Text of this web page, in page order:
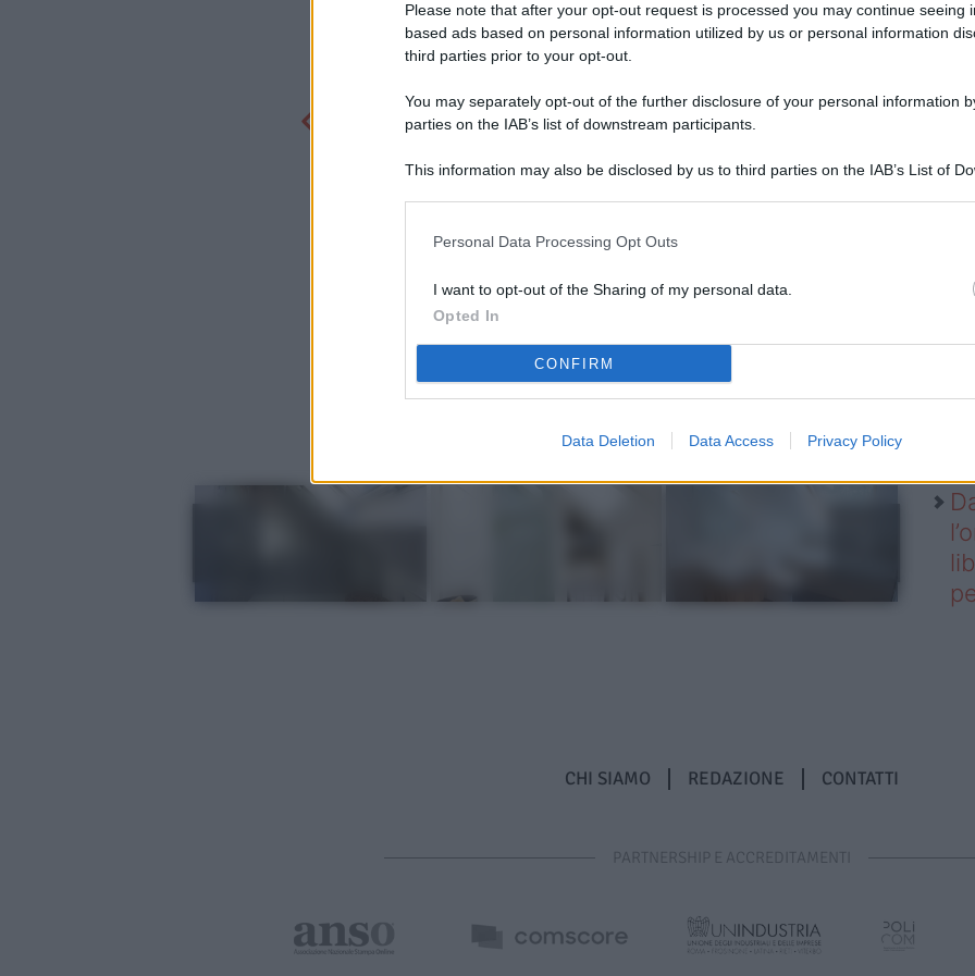
Please note that after your opt-out request is processed you may continue seeing
based ads based on personal information utilized by us or personal information
third parties prior to your opt-out.
You may separately opt-out of the further disclosure of your personal information
parties on the IAB’s list of downstream participants.
This information may also be disclosed by us to third parties on the IAB’s List of
Personal Data Processing Opt Outs
I want to opt-out of the Sharing of my personal data.
Opted In
CONFIRM
Data Deletion Data Access Privacy Policy
CHI SIAMO REDAZIONE CONTATTI
PARTNERSHIP E ACCREDITAMENTI